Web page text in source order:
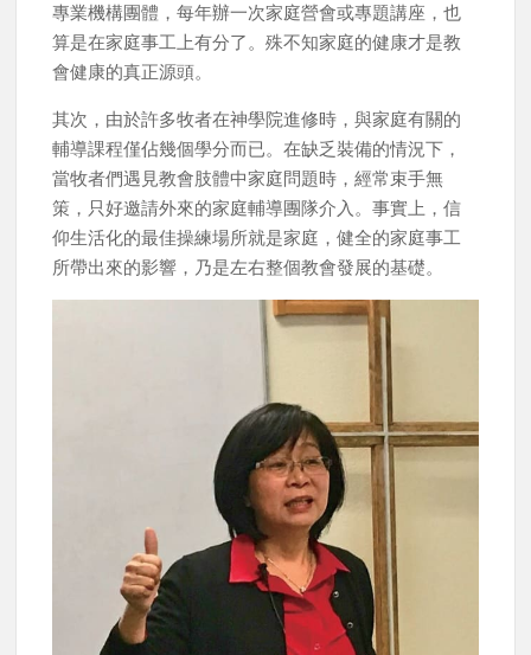
專業機構團體，每年辦一次家庭營會或專題講座，也
算是在家庭事工上有分了。殊不知家庭的健康才是教
會健康的真正源頭。
其次，由於許多牧者在神學院進修時，與家庭有關的
輔導課程僅佔幾個學分而已。在缺乏裝備的情況下，
當牧者們遇見教會肢體中家庭問題時，經常束手無
策，只好邀請外來的家庭輔導團隊介入。事實上，信
仰生活化的最佳操練場所就是家庭，健全的家庭事工
所帶出來的影響，乃是左右整個教會發展的基礎。